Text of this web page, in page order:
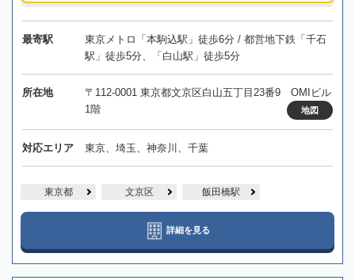
最寄駅
東京メトロ「本駒込駅」徒歩6分 / 都営地下鉄「千石
駅」徒歩5分、「白山駅」徒歩5分
所在地
〒112-0001 東京都文京区白山五丁目23番9 OMIビル
1階
地図
対応エリア 東京、埼玉、神奈川、千葉
東京都 文京区 飯田橋駅
詳細を見る